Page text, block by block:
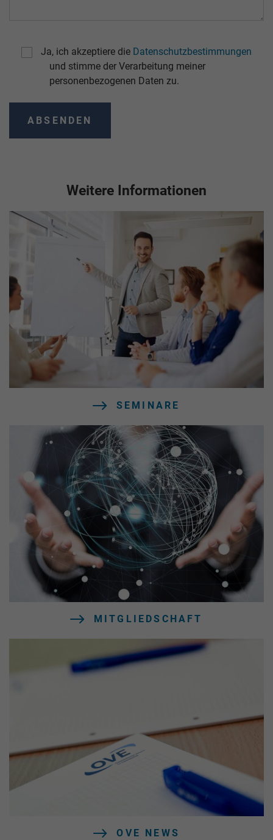
Ja, ich akzeptiere die Datenschutzbestimmungen
und stimme der Verarbeitung meiner
personenbezogenen Daten zu.
Weitere Informationen
SEMINARE
MITGLIEDSCHAFT
OVE NEWS